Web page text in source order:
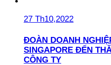
27 Th10,2022
ĐOÀN DOANH
SINGAPORE ĐẾN
CÔNG TY